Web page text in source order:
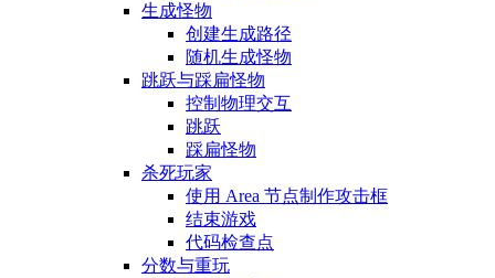
生成怪物
创建生成路径
随机生成怪物
跳跃与踩扁怪物
控制物理交互
跳跃
踩扁怪物
杀死玩家
使用 Area 节点制作攻击框
结束游戏
代码检查点
分数与重玩